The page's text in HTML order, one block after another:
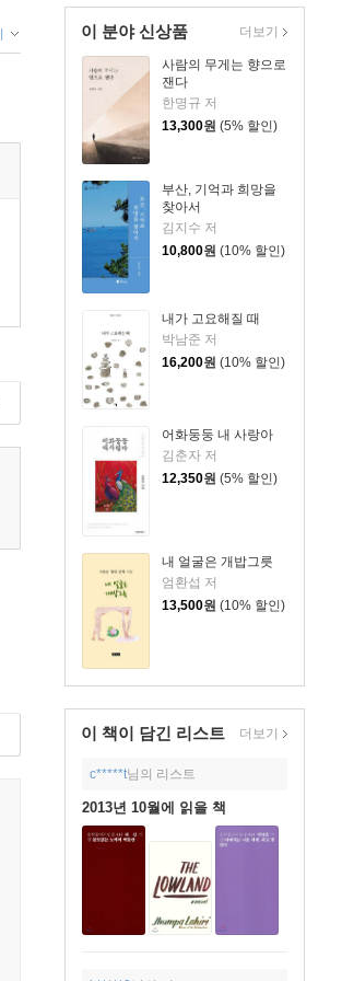
이 분야 신상품
사람의 무게는 향으로
잰다
한명규 저
13,300원 (5% 할인)
부산, 기억과 희망을
찾아서
김지수 저
10,800원 (10% 할인)
내가 고요해질 때
박남준 저
16,200원 (10% 할인)
어화둥둥 내 사랑아
김춘자 저
12,350원 (5% 할인)
내 얼굴은 개밥그릇
엄환섭 저
13,500원 (10% 할인)
더보기
이 책이 담긴 리스트 더보기
c*****t님의 리스트
2013년 10월에 읽을 책